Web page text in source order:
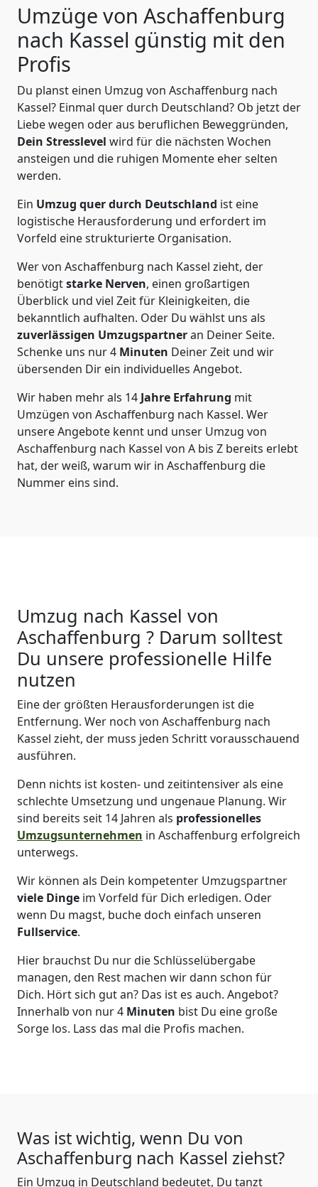
Umzüge von Aschaffenburg
nach Kassel günstig mit den
Profis
Du planst einen Umzug von Aschaffenburg nach
Kassel? Einmal quer durch Deutschland? Ob jetzt der
Liebe wegen oder aus beruflichen Beweggründen,
Dein Stresslevel wird für die nächsten Wochen
ansteigen und die ruhigen Momente eher selten
werden.
Ein Umzug quer durch Deutschland ist eine
logistische Herausforderung und erfordert im
Vorfeld eine strukturierte Organisation.
Wer von Aschaffenburg nach Kassel zieht, der
benötigtstarke Nerven, einen großartigen
Überblick und viel Zeit für Kleinigkeiten, die
bekanntlich aufhalten. Oder Du wählst uns als
zuverlässigen Umzugspartneran Deiner Seite.
Schenke uns nur4 Minuten Deiner Zeit und wir
übersenden Dir ein individuelles Angebot.
Wir haben mehr als 14 Jahre Erfahrung mit
Umzügen von Aschaffenburg nach Kassel. Wer
unsere Angebote kennt und unser Umzug von
Aschaffenburg nach Kassel von A bis Z bereits erlebt
hat, der weiß, warum wir in Aschaffenburg die
Nummer eins sind.
Umzug nach Kassel von
Aschaffenburg ? Darum solltest
Du unsere professionelle Hilfe
nutzen
Eine der größten Herausforderungen ist die
Entfernung. Wer noch von Aschaffenburg nach
Kassel zieht, der muss jeden Schritt vorausschauend
ausführen.
Denn nichts ist kosten- und zeitintensiver als eine
schlechte Umsetzung und ungenaue Planung. Wir
sind bereits seit 14 Jahren als professionelles
Umzugsunternehmen in Aschaffenburg erfolgreich
unterwegs.
Wir können als Dein kompetenter Umzugspartner
viele Dinge im Vorfeld für Dich erledigen. Oder
wenn Du magst, buche doch einfach unseren
Fullservice.
Hier brauchst Du nur die Schlüsselübergabe
managen, den Rest machen wir dann schon für
Dich. Hört sich gut an? Das ist es auch. Angebot?
Innerhalb von nur 4 Minuten bist Du eine große
Sorge los. Lass das mal die Profis machen.
Was ist wichtig, wenn Du von
Aschaffenburg nach Kassel ziehst?
Ein Umzug in Deutschland bedeutet, Du tanzt